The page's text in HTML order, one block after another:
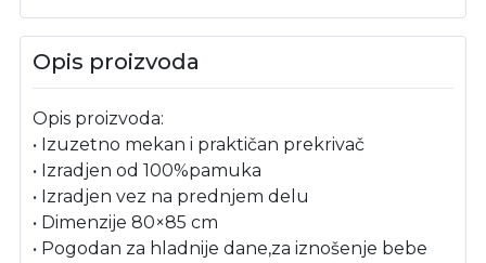
Opis proizvoda
Opis proizvoda:
• Izuzetno mekan i praktičan prekrivač
• Izradjen od 100%pamuka
• Izradjen vez na prednjem delu
• Dimenzije 80×85 cm
• Pogodan za hladnije dane,za iznošenje bebe